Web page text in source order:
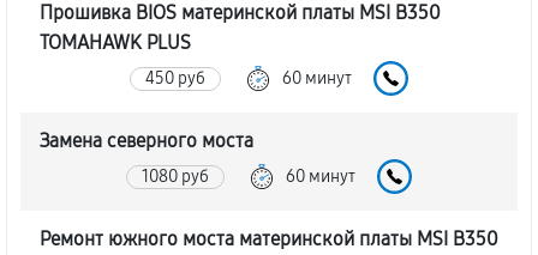
Прошивка BIOS материнской платы MSI B350
TOMAHAWK PLUS
450 руб 60 минут
Замена северного моста
1080 руб 60 минут
Ремонт южного моста материнской платы MSI B350